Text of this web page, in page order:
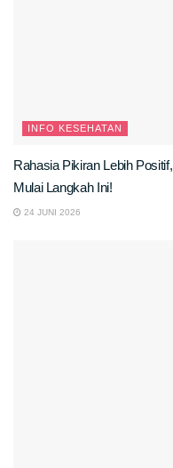
INFO KESEHATAN
Rahasia Pikiran Lebih
Mulai Langkah Ini!
24 JUNI 2026